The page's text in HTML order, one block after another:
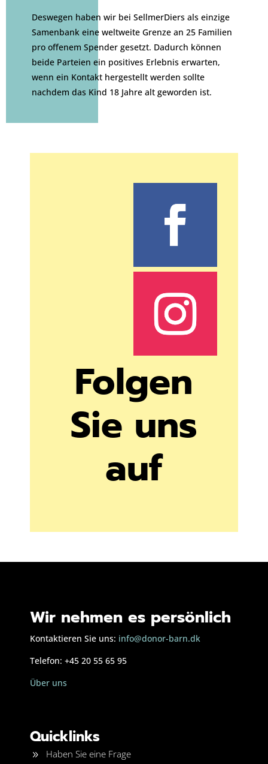
Deswegen haben wir bei SellmerDiers als einzige
Samenbank eine weltweite Grenze an 25 Familien
pro offenem Spender gesetzt. Dadurch können
beide Parteien ein positives Erlebnis erwarten,
wenn ein Kontakt hergestellt werden sollte
nachdem das Kind 18 Jahre alt geworden ist.
Folgen
Sie uns
auf
Wir nehmen es persönlich
Kontaktieren Sie uns: info@donor-barn.dk
Telefon: +45 20 55 65 95
Über uns
Quicklinks
9
Haben Sie eine Frage